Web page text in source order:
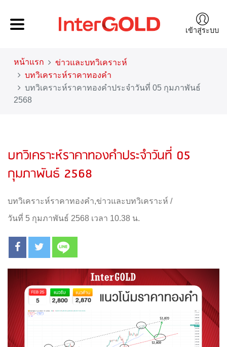
เข้าสู่ระบบ
หน้าแรก
ข่าวและบทวิเคราะห์
บทวิเคราะห์ราคาทองคำ
บทวิเคราะห์ราคาทองคำประจำวันที่ 05 กุมภาพันธ์
2568
บทวิเคราะห์ราคาทองคำประจำวันที่ 05
กุมภาพันธ์ 2568
บทวิเคราะห์ราคาทองคำ,ข่าวและบทวิเคราะห์ /
วันที่ 5 กุมภาพันธ์ 2568 เวลา 10.38 น.